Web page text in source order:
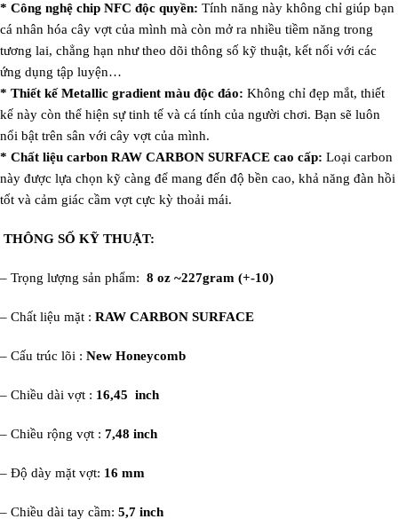
* Công nghệ chip NFC độc quyền: Tính năng này không chỉ giúp bạn
cá nhân hóa cây vợt của mình mà còn mở ra nhiều tiềm năng trong
tương lai, chẳng hạn như theo dõi thông số kỹ thuật, kết nối với các
ứng dụng tập luyện…
* Thiết kế Metallic gradient màu độc đáo: Không chỉ đẹp mắt, thiết
kế này còn thể hiện sự tinh tế và cá tính của người chơi. Bạn sẽ luôn
nổi bật trên sân với cây vợt của mình.
* Chất liệu carbon RAW CARBON SURFACE cao cấp: Loại carbon
này được lựa chọn kỹ càng để mang đến độ bền cao, khả năng đàn hồi
tốt và cảm giác cầm vợt cực kỳ thoải mái.
THÔNG SỐ KỸ THUẬT:
– Trọng lượng sản phẩm: ‎ 8 oz ~227gram (+-10)
– Chất liệu mặt : RAW CARBON SURFACE
– Cấu trúc lõi : New Honeycomb
– Chiều dài vợt : 16,45 inch
– Chiều rộng vợt : 7,48 inch
– Độ dày mặt vợt: 16 mm
– Chiều dài tay cầm: 5,7 inch